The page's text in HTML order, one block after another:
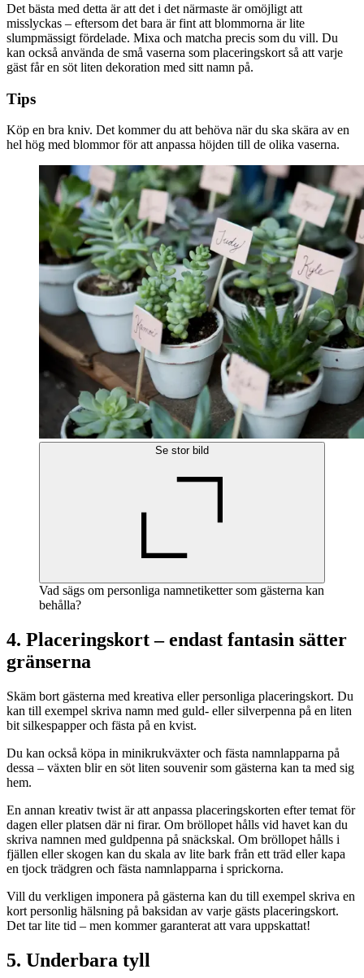
Det bästa med detta är att det i det närmaste är omöjligt att
misslyckas – eftersom det bara är fint att blommorna är lite
slumpmässigt fördelade. Mixa och matcha precis som du vill. Du
kan också använda de små vaserna som placeringskort så att varje
gäst får en söt liten dekoration med sitt namn på.
Tips
Köp en bra kniv. Det kommer du att behöva när du ska skära av en
hel hög med blommor för att anpassa höjden till de olika vaserna.
Se stor bild
Vad sägs om personliga namnetiketter som gästerna kan
behålla?
4. Placeringskort – endast fantasin sätter
gränserna
Skäm bort gästerna med kreativa eller personliga placeringskort. Du
kan till exempel skriva namn med guld- eller silverpenna på en liten
bit silkespapper och fästa på en kvist.
Du kan också köpa in minikrukväxter och fästa namnlapparna på
dessa – växten blir en söt liten souvenir som gästerna kan ta med sig
hem.
En annan kreativ twist är att anpassa placeringskorten efter temat för
dagen eller platsen där ni firar. Om bröllopet hålls vid havet kan du
skriva namnen med guldpenna på snäckskal. Om bröllopet hålls i
fjällen eller skogen kan du skala av lite bark från ett träd eller kapa
en tjock trädgren och fästa namnlapparna i sprickorna.
Vill du verkligen imponera på gästerna kan du till exempel skriva en
kort personlig hälsning på baksidan av varje gästs placeringskort.
Det tar lite tid – men kommer garanterat att vara uppskattat!
5. Underbara tyll